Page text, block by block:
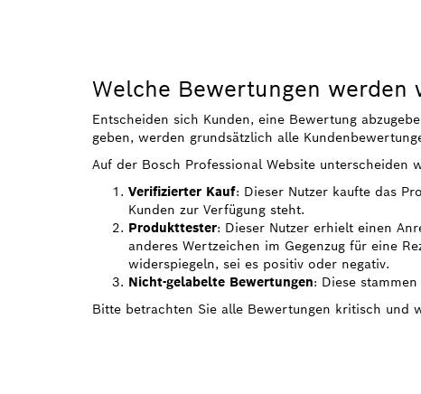
Welche Bewertungen werden
Entscheiden sich Kunden, eine Bewertung
geben, werden grundsätzlich alle
Auf der Bosch Professional Website unterscheiden
Verifizierter Kauf: Dieser Nutzer kaufte das
Kunden zur Verfügung steht.
Produkttester: Dieser Nutzer erhielt einen
anderes Wertzeichen im Gegenzug für eine
widerspiegeln, sei es positiv oder negativ.
Nicht-gelabelte Bewertungen: Diese
Bitte betrachten Sie alle Bewertungen kritisch und